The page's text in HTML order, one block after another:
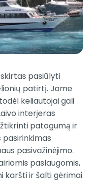
pasiūlyti
patirtį. Jame
keliautojai gali
interjeras
patogumą ir
pasivažinėjimo.
paslaugomis,
karšti ir šalti gėrimai